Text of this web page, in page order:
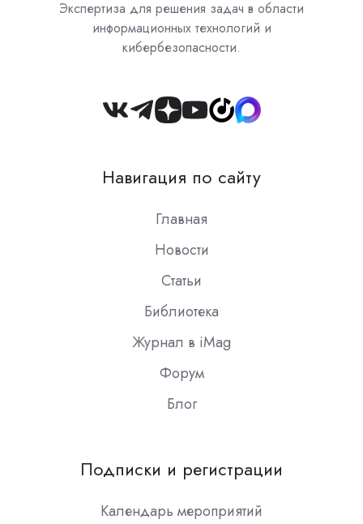
Экспертиза для решения задач в области
информационных технологий и
кибербезопасности.
Join
Slack
Навигация по сайту
Главная
Новости
Статьи
Библиотека
Журнал в iMag
Форум
Блог
Подписки и регистрации
Календарь мероприятий